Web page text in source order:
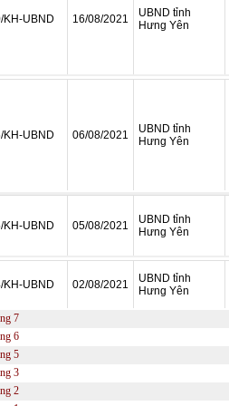
KH-UBND 16/08/2021
UBND tỉnh
Hưng Yên
KH-UBND 06/08/2021
UBND tỉnh
Hưng Yên
KH-UBND 05/08/2021
UBND tỉnh
Hưng Yên
KH-UBND 02/08/2021
UBND tỉnh
Hưng Yên
7
6
5
3
2